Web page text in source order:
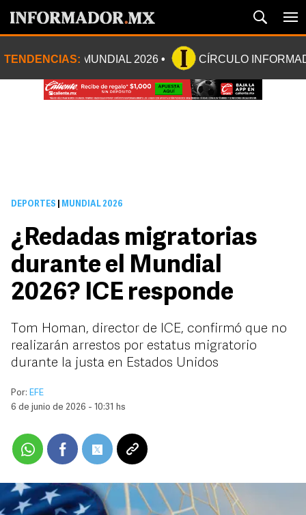
TENDENCIAS: MUNDIAL 2026 CÍRCULO
DEPORTES MUNDIAL 2026
¿Redadas migratorias
durante el Mundial
2026? ICE responde
Tom Homan, director de ICE, confirmó que no
realizarán arrestos por estatus migratorio
durante la justa en Estados Unidos
Por: EFE
6 de junio de 2026 - 10:31 hs